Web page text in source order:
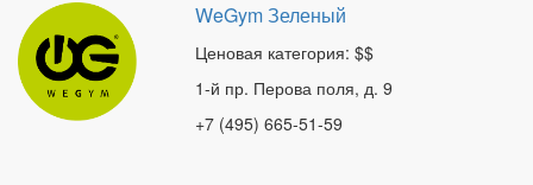
WeGym Зеленый
Ценовая категория: $$
1-й пр. Перова поля, д. 9
+7 (495) 665-51-59